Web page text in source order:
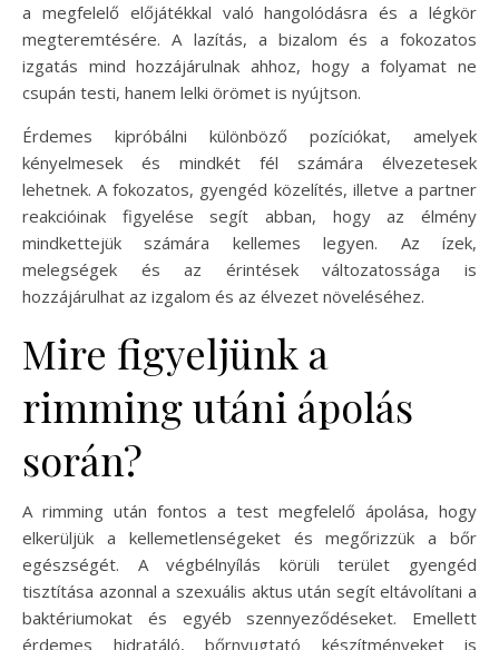
a megfelelő előjátékkal való hangolódásra és a légkör
megteremtésére. A lazítás, a bizalom és a fokozatos
izgatás mind hozzájárulnak ahhoz, hogy a folyamat ne
csupán testi, hanem lelki örömet is nyújtson.
Érdemes kipróbálni különböző pozíciókat, amelyek
kényelmesek és mindkét fél számára élvezetesek
lehetnek. A fokozatos, gyengéd közelítés, illetve a partner
reakcióinak figyelése segít abban, hogy az élmény
mindkettejük számára kellemes legyen. Az ízek,
melegségek és az érintések változatossága is
hozzájárulhat az izgalom és az élvezet növeléséhez.
Mire figyeljünk a
rimming utáni ápolás
során?
A rimming után fontos a test megfelelő ápolása, hogy
elkerüljük a kellemetlenségeket és megőrizzük a bőr
egészségét. A végbélnyílás körüli terület gyengéd
tisztítása azonnal a szexuális aktus után segít eltávolítani a
baktériumokat és egyéb szennyeződéseket. Emellett
érdemes hidratáló, bőrnyugtató készítményeket is